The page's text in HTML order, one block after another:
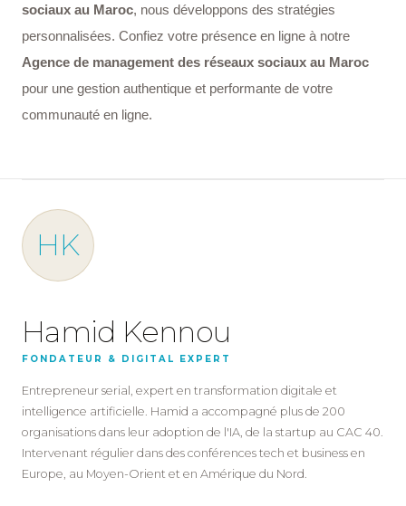
sociaux au Maroc, nous développons des stratégies
personnalisées. Confiez votre présence en ligne à notre
Agence de management des réseaux sociaux au Maroc
pour une gestion authentique et performante de votre
communauté en ligne.
HK
Hamid Kennou
FONDATEUR & DIGITAL EXPERT
Entrepreneur serial, expert en transformation digitale et
intelligence artificielle. Hamid a accompagné plus de 200
organisations dans leur adoption de l'IA, de la startup au CAC 40.
Intervenant régulier dans des conférences tech et business en
Europe, au Moyen-Orient et en Amérique du Nord.